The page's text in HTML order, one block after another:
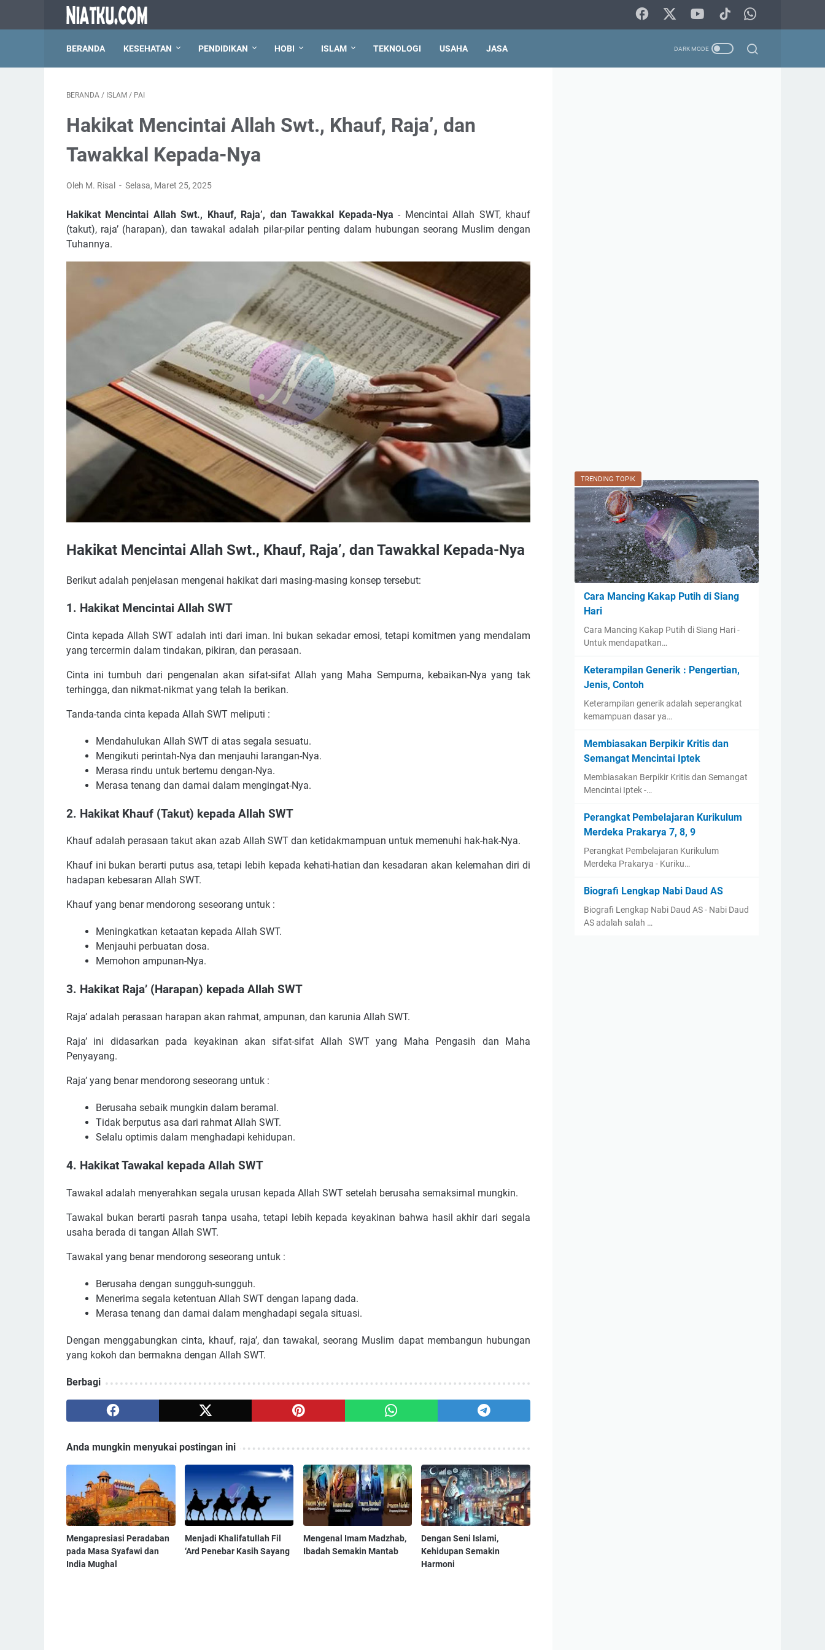
BERANDA KESEHATAN PENDIDIKAN HOBI ISLAM TEKNOLOGI USAHA JASA
BERANDA / ISLAM / PAI
Hakikat Mencintai Allah Swt., Khauf, Raja’, dan
Tawakkal Kepada-Nya
Oleh M. Risal Selasa, Maret 25, 2025
Hakikat Mencintai Allah Swt., Khauf, Raja’, dan Tawakkal Kepada-Nya - Mencintai Allah SWT, khauf
(takut), raja’ (harapan), dan tawakal adalah pilar-pilar penting dalam hubungan seorang Muslim dengan
Tuhannya.
Hakikat Mencintai Allah Swt., Khauf, Raja’, dan Tawakkal Kepada-Nya
Berikut adalah penjelasan mengenai hakikat dari masing-masing konsep tersebut:
1. Hakikat Mencintai Allah SWT
Cinta kepada Allah SWT adalah inti dari iman. Ini bukan sekadar emosi, tetapi komitmen yang mendalam
yang tercermin dalam tindakan, pikiran, dan perasaan.
Cinta ini tumbuh dari pengenalan akan sifat-sifat Allah yang Maha Sempurna, kebaikan-Nya yang tak
terhingga, dan nikmat-nikmat yang telah Ia berikan.
Tanda-tanda cinta kepada Allah SWT meliputi :
Mendahulukan Allah SWT di atas segala sesuatu.
Mengikuti perintah-Nya dan menjauhi larangan-Nya.
Merasa rindu untuk bertemu dengan-Nya.
Merasa tenang dan damai dalam mengingat-Nya.
2. Hakikat Khauf (Takut) kepada Allah SWT
Khauf adalah perasaan takut akan azab Allah SWT dan ketidakmampuan untuk memenuhi hak-hak-Nya.
Khauf ini bukan berarti putus asa, tetapi lebih kepada kehati-hatian dan kesadaran akan kelemahan diri di
hadapan kebesaran Allah SWT.
Khauf yang benar mendorong seseorang untuk :
Meningkatkan ketaatan kepada Allah SWT.
Menjauhi perbuatan dosa.
Memohon ampunan-Nya.
3. Hakikat Raja’ (Harapan) kepada Allah SWT
Raja’ adalah perasaan harapan akan rahmat, ampunan, dan karunia Allah SWT.
Raja’ ini didasarkan pada keyakinan akan sifat-sifat Allah SWT yang Maha Pengasih dan Maha
Penyayang.
Raja’ yang benar mendorong seseorang untuk :
Berusaha sebaik mungkin dalam beramal.
Tidak berputus asa dari rahmat Allah SWT.
Selalu optimis dalam menghadapi kehidupan.
4. Hakikat Tawakal kepada Allah SWT
Tawakal adalah menyerahkan segala urusan kepada Allah SWT setelah berusaha semaksimal mungkin.
Tawakal bukan berarti pasrah tanpa usaha, tetapi lebih kepada keyakinan bahwa hasil akhir dari segala
usaha berada di tangan Allah SWT.
Tawakal yang benar mendorong seseorang untuk :
Berusaha dengan sungguh-sungguh.
Menerima segala ketentuan Allah SWT dengan lapang dada.
Merasa tenang dan damai dalam menghadapi segala situasi.
Dengan menggabungkan cinta, khauf, raja’, dan tawakal, seorang Muslim dapat membangun hubungan
yang kokoh dan bermakna dengan Allah SWT.
Berbagi
Anda mungkin menyukai postingan ini
Mengapresiasi Peradaban
pada Masa Syafawi dan
India Mughal
Menjadi Khalifatullah Fil
‘Ard Penebar Kasih Sayang
Mengenal Imam Madzhab,
Ibadah Semakin Mantab
Dengan Seni Islami,
Kehidupan Semakin
Harmoni
TRENDING TOPIK
Cara Mancing Kakap Putih di Siang
Hari
Cara Mancing Kakap Putih di Siang Hari -
Untuk mendapatkan…
Keterampilan Generik : Pengertian,
Jenis, Contoh
Keterampilan generik adalah seperangkat
kemampuan dasar ya…
Membiasakan Berpikir Kritis dan
Semangat Mencintai Iptek
Membiasakan Berpikir Kritis dan Semangat
Mencintai Iptek -…
Perangkat Pembelajaran Kurikulum
Merdeka Prakarya 7, 8, 9
Perangkat Pembelajaran Kurikulum
Merdeka Prakarya - Kuriku…
Biografi Lengkap Nabi Daud AS
Biografi Lengkap Nabi Daud AS - Nabi Daud
AS adalah salah …